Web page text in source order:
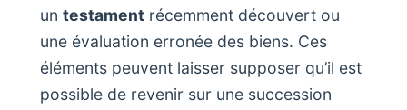
un testament récemment découvert ou
une évaluation erronée des biens. Ces
éléments peuvent laisser supposer qu’il est
possible de revenir sur une succession